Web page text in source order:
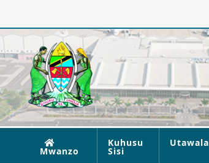
Mwanzo
Kuhusu
Sisi
Utawala